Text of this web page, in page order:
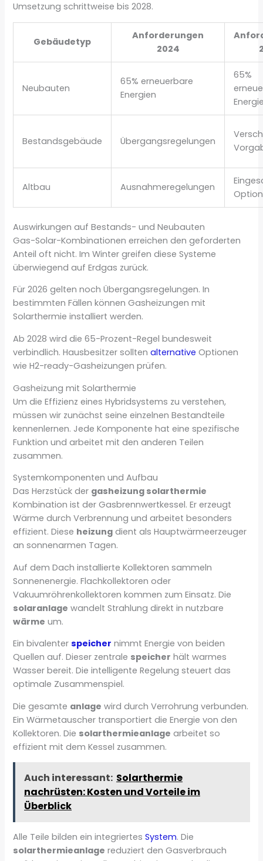
Umsetzung schrittweise bis 2028.
Gebäudetyp
Anforderungen
2024
Neubauten
65% erneuerbare
Energien
65%
Bestandsgebäude Übergangsregelungen
Altbau Ausnahmeregelungen
Auswirkungen auf Bestands- und Neubauten
Gas-Solar-Kombinationen erreichen den geforderten
Anteil oft nicht. Im Winter greifen diese Systeme
überwiegend auf Erdgas zurück.
Für 2026 gelten noch Übergangsregelungen. In
bestimmten Fällen können Gasheizungen mit
Solarthermie installiert werden.
Ab 2028 wird die 65-Prozent-Regel bundesweit
verbindlich. Hausbesitzer solltenalternative Optionen
wie H2-ready-Gasheizungen prüfen.
Gasheizung mit Solarthermie
Um die Effizienz eines Hybridsystems zu verstehen,
müssen wir zunächst seine einzelnen Bestandteile
kennenlernen. Jede Komponente hat eine spezifische
Funktion und arbeitet mit den anderen Teilen
zusammen.
Systemkomponenten und Aufbau
Das Herzstück der gasheizung solarthermie
Kombination ist der Gasbrennwertkessel. Er erzeugt
Wärme durch Verbrennung und arbeitet besonders
effizient. Diese heizung dient als Hauptwärmeerzeuger
an sonnenarmen Tagen.
Auf dem Dach installierte Kollektoren sammeln
Sonnenenergie. Flachkollektoren oder
Vakuumröhrenkollektoren kommen zum Einsatz. Die
solaranlage wandelt Strahlung direkt in nutzbare
wärme um.
Ein bivalenterspeicher nimmt Energie von beiden
Quellen auf. Dieser zentrale speicher hält warmes
Wasser bereit. Die intelligente Regelung steuert das
optimale Zusammenspiel.
Die gesamte anlage wird durch Verrohrung verbunden.
Ein Wärmetauscher transportiert die Energie von den
Kollektoren. Die solarthermieanlage arbeitet so
effizient mit dem Kessel zusammen.
Auch interessant: Solarthermie
nachrüsten: Kosten und Vorteile im
Überblick
Alle Teile bilden ein integriertesSystem. Die
solarthermieanlage reduziert den Gasverbrauch